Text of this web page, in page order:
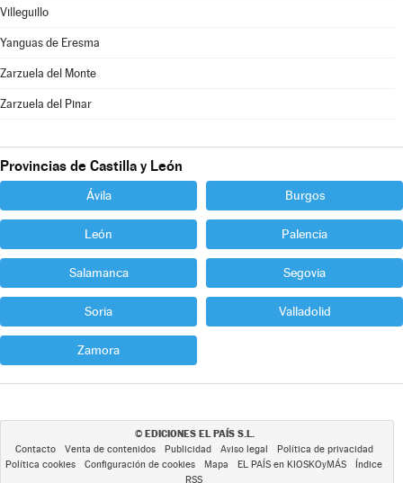
Villeguillo
Yanguas de Eresma
Zarzuela del Monte
Zarzuela del Pinar
Provincias de Castilla y León
Ávila Burgos
León Palencia
Salamanca Segovia
Soria Valladolid
Zamora
© EDICIONES EL PAÍS S.L.
Contacto Venta de contenidos Publicidad Aviso legal
Política de privacidad
Política cookies
Configuración de cookies Mapa EL PAÍS en KIOSKOyMÁS
Índice
RSS